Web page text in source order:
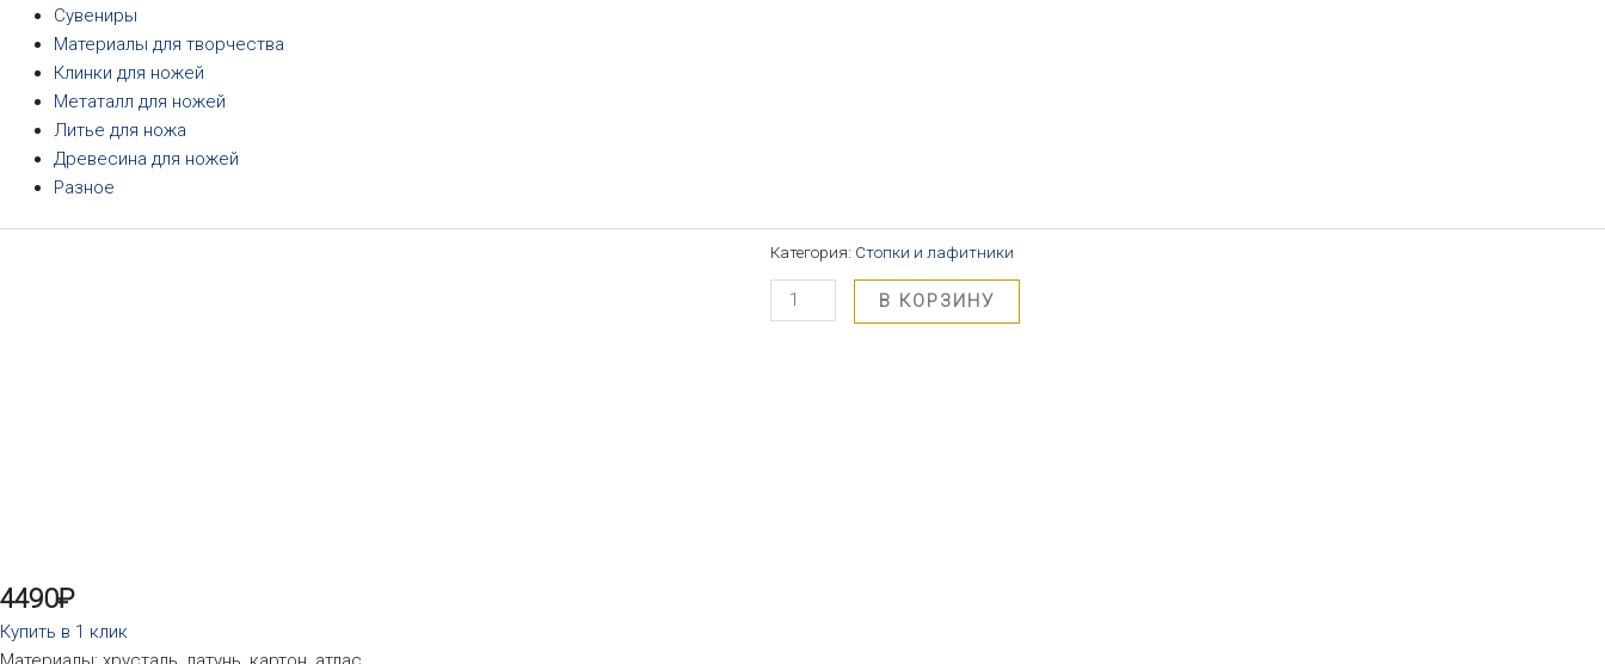
Сувениры
Материалы для творчества
Клинки для ножей
Метаталл для ножей
Литье для ножа
Древесина для ножей
Разное
Категория: Стопки и лафитники
В КОРЗИНУ
4490₽
Купить в 1 клик